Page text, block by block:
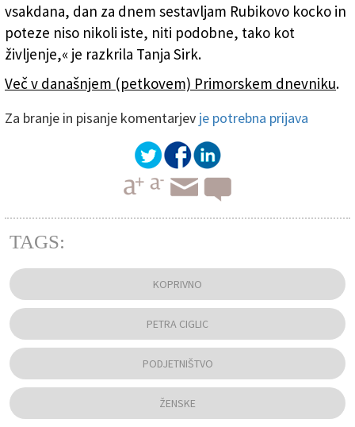
vsakdana, dan za dnem sestavljam Rubikovo kocko in
poteze niso nikoli iste, niti podobne, tako kot
življenje,« je razkrila Tanja Sirk.
Več v današnjem (petkovem) Primorskem dnevniku.
Za branje in pisanje komentarjev je potrebna prijava
TAGS:
KOPRIVNO
PETRA CIGLIC
PODJETNIŠTVO
ŽENSKE